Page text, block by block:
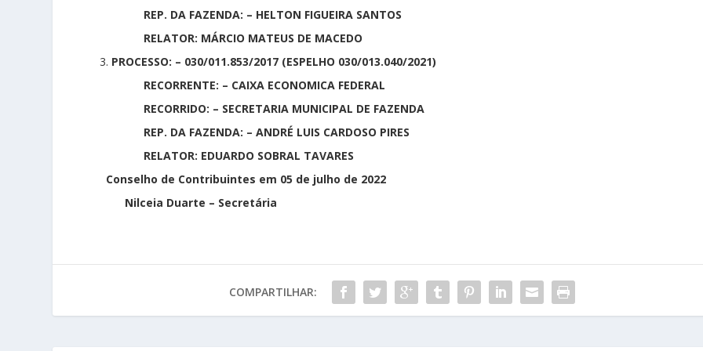
REP. DA FAZENDA: – HELTON FIGUEIRA SANTOS
RELATOR: MÁRCIO MATEUS DE MACEDO
3. PROCESSO: – 030/011.853/2017 (ESPELHO 030/013.040/2021)
RECORRENTE: – CAIXA ECONOMICA FEDERAL
RECORRIDO: – SECRETARIA MUNICIPAL DE FAZENDA
REP. DA FAZENDA: – ANDRÉ LUIS CARDOSO PIRES
RELATOR: EDUARDO SOBRAL TAVARES
Conselho de Contribuintes em 05 de julho de 2022
Nilceia Duarte – Secretária
COMPARTILHAR: